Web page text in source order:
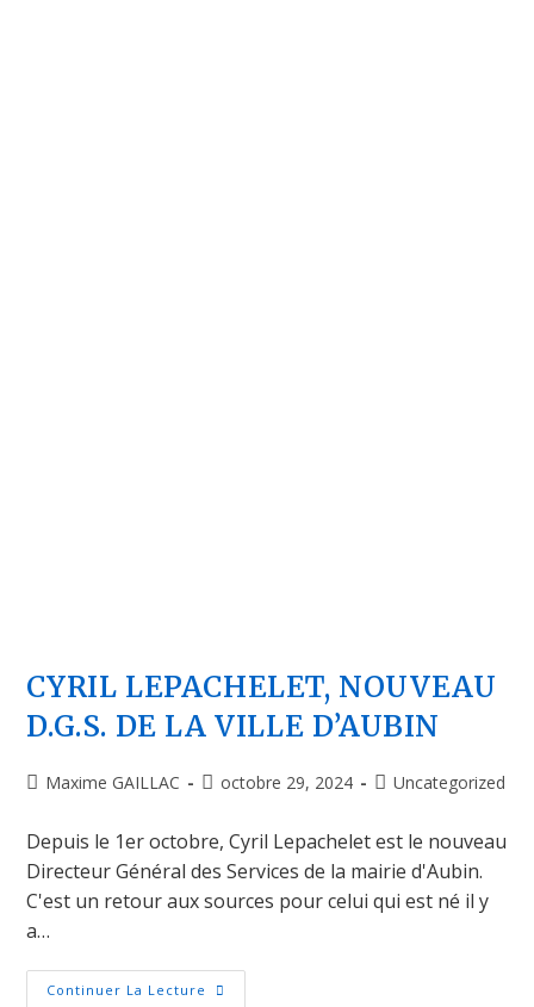
CYRIL LEPACHELET, NOUVEAU
D.G.S. DE LA VILLE D’AUBIN
Maxime GAILLAC octobre 29, 2024 Uncategorized
Depuis le 1er octobre, Cyril Lepachelet est le nouveau
Directeur Général des Services de la mairie d'Aubin.
C'est un retour aux sources pour celui qui est né il y
a…
Continuer La Lecture